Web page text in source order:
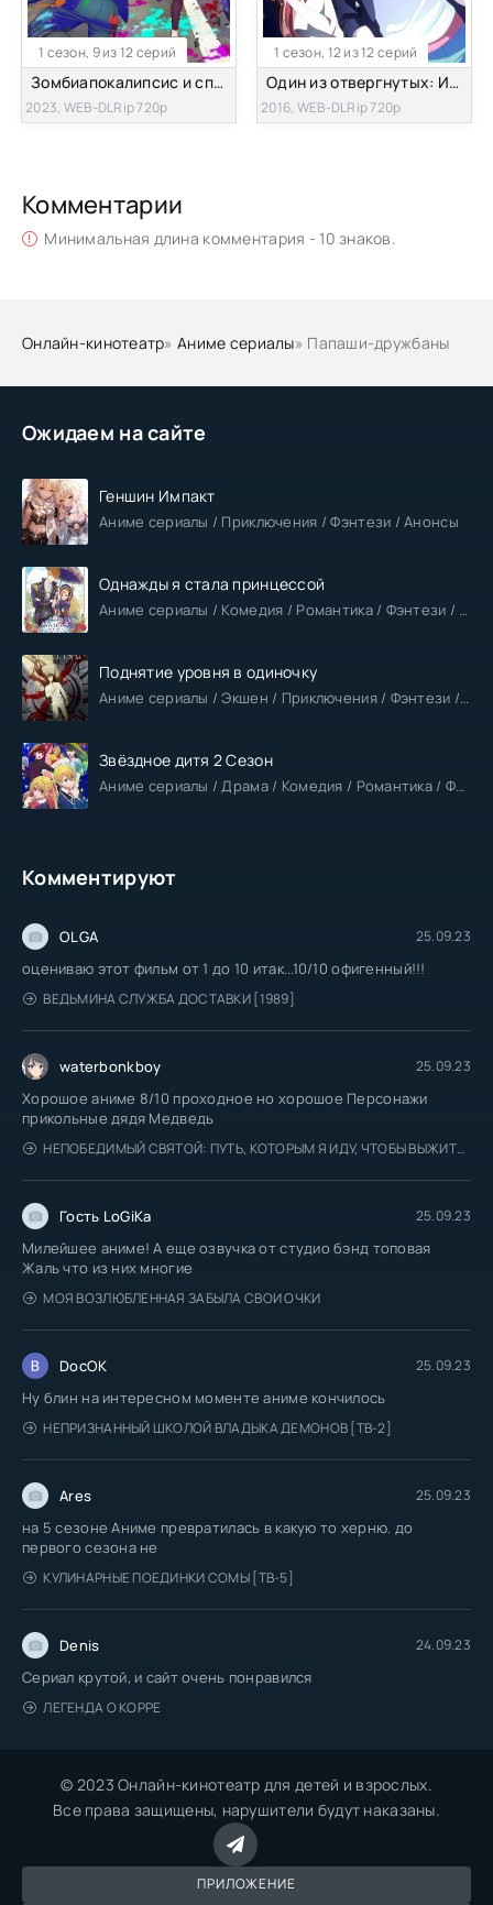
Ожидаем на сайте
Геншин Импакт
Аниме сериалы / Приключения / Фэнтези / Анонсы
Однажды я стала принцессой
Аниме сериалы / Комедия / Романтика / Фэнтези / Анонсы
Поднятие уровня в одиночку
Аниме сериалы / Экшен / Приключения / Фэнтези / Анонсы
Звёздное дитя 2 Сезон
Аниме сериалы / Драма / Комедия / Романтика / Фантастика / Анонсы
Комментируют
OLGA 25.09.23
оцениваю этот фильм от 1 до 10 итак...10/10 офигенный!!!
ВЕДЬМИНА СЛУЖБА ДОСТАВКИ [1989]
waterbonkboy 25.09.23
Хорошое аниме 8/10 проходное но хорошое Персонажи
прикольные дядя Медведь
НЕПОБЕДИМЫЙ СВЯТОЙ: ПУТЬ, КОТОРЫМ Я ИДУ, ЧТОБЫ ВЫЖИТЬ В ДРУГОМ МИРЕ
Гость LoGiKa 25.09.23
Милейшее аниме! А еще озвучка от студио бэнд топовая
Жаль что из них многие
МОЯ ВОЗЛЮБЛЕННАЯ ЗАБЫЛА СВОИ ОЧКИ
DocOK 25.09.23
Ну блин на интересном моменте аниме кончилось
НЕПРИЗНАННЫЙ ШКОЛОЙ ВЛАДЫКА ДЕМОНОВ [ТВ-2]
Ares 25.09.23
на 5 сезоне Аниме превратилась в какую то херню. до
первого сезона не
КУЛИНАРНЫЕ ПОЕДИНКИ СОМЫ [ТВ-5]
Denis 24.09.23
Сериал крутой, и сайт очень понравился
ЛЕГЕНДА О КОРРЕ
1 сезон, 9 из 12 серий
Зомбиапокалипсис и список из 100 дел, что я выполню перед смертью
2023, WEB-DLRip 720p
1 сезон, 12 из 12 серий
Один из отвергнутых: Изгой [ТВ-1]
2016, WEB-DLRip 720p
Комментарии
Минимальная длина комментария - 10 знаков.
Онлайн-кинотеатр»Аниме сериалы» Папаши-дружбаны
© 2023 Онлайн-кинотеатр для детей и взрослых.
Все права защищены, нарушители будут наказаны.
ПРИЛОЖЕНИЕ